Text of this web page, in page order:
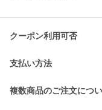
クーポン利用可否
支払い方法
複数商品のご注文につ